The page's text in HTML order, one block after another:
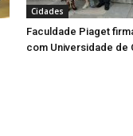
Cidades
Faculdade Piaget
com Universidade de